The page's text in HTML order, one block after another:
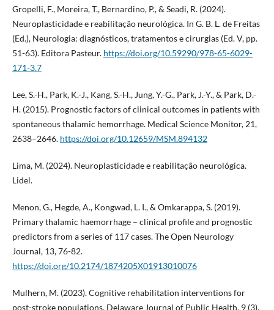
Gropelli, F., Moreira, T., Bernardino, P., & Seadi, R. (2024).
Neuroplasticidade e reabilitação neurológica. In G. B. L. de Freitas
(Ed.), Neurologia: diagnósticos, tratamentos e cirurgias (Ed. V, pp.
51-63). Editora Pasteur. https://doi.org/10.59290/978-65-6029-
171-3.7
Lee, S.-H., Park, K.-J., Kang, S.-H., Jung, Y.-G., Park, J.-Y., & Park, D.-
H. (2015). Prognostic factors of clinical outcomes in patients with
spontaneous thalamic hemorrhage. Medical Science Monitor, 21,
2638–2646. https://doi.org/10.12659/MSM.894132
Lima, M. (2024). Neuroplasticidade e reabilitação neurológica.
Lidel.
Menon, G., Hegde, A., Kongwad, L. I., & Omkarappa, S. (2019).
Primary thalamic haemorrhage – clinical profile and prognostic
predictors from a series of 117 cases. The Open Neurology
Journal, 13, 76-82.
https://doi.org/10.2174/1874205X01913010076
Mulhern, M. (2023). Cognitive rehabilitation interventions for
post-stroke populations. Delaware Journal of Public Health, 9 (3),